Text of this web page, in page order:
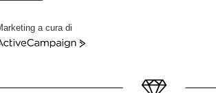
a cura di